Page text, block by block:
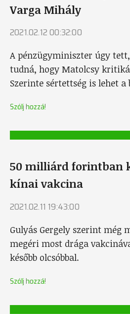
Varga Mihály
2021.02.12 00:32:00
A pénzügyminiszter úgy
tudná, hogy Matolcsy
Szerinte sértettség is lehet
Szólj hozzá!
50 milliárd forintban
kínai vakcina
2021.02.11 19:43:00
Gulyás Gergely szerint még
megéri most drága
később olcsóbbal.
Szólj hozzá!